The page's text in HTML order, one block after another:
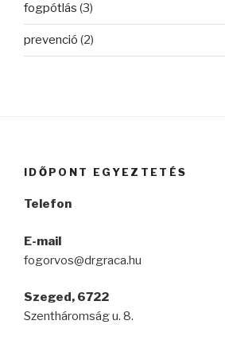
fogpótlás (3)
prevenció (2)
IDŐPONT EGYEZTETÉS
Telefon
E-mail
fogorvos@drgraca.hu
Szeged, 6722
Szentháromság u. 8.